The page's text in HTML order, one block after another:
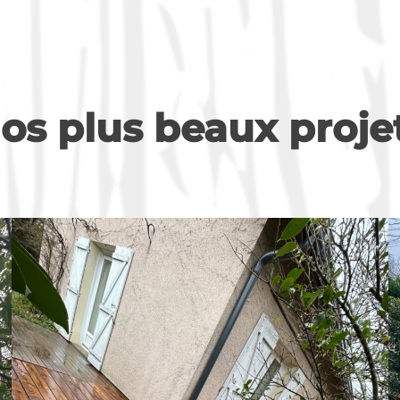
plus beaux